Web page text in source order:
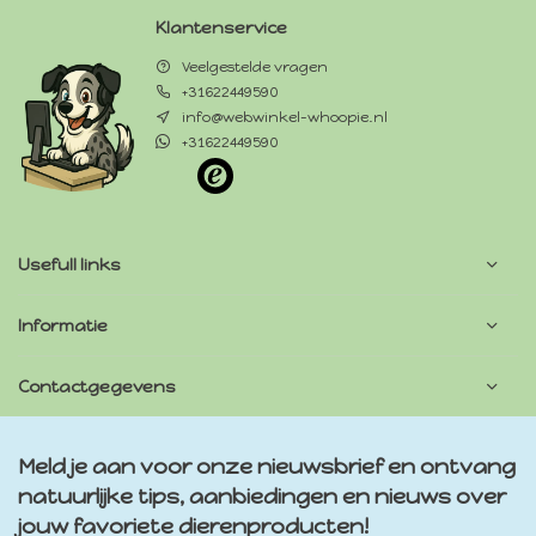
Klantenservice
Veelgestelde vragen
+31622449590
info@webwinkel-whoopie.nl
+31622449590
Usefull links
Informatie
Contactgegevens
Meld je aan voor onze nieuwsbrief en ontvang
natuurlijke tips, aanbiedingen en nieuws over
jouw favoriete dierenproducten!